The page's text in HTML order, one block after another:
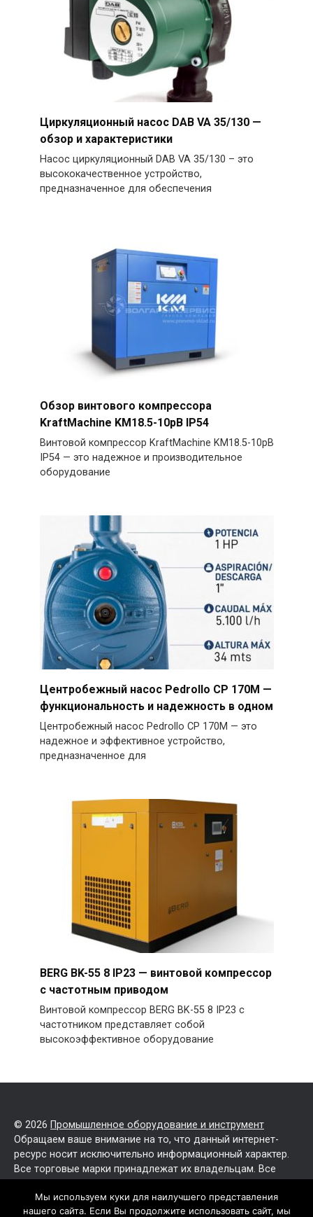
Циркуляционный насос DAB VA 35/130 —
обзор и характеристики
Насос циркуляционный DAB VA 35/130 – это
высококачественное устройство,
предназначенное для обеспечения
Обзор винтового компрессора
KraftMachine KM18.5-10рВ IP54
Винтовой компрессор KraftMachine KM18.5-10рВ
IP54 — это надежное и производительное
оборудование
Центробежный насос Pedrollo CP 170M —
функциональность и надежность в одном
Центробежный насос Pedrollo CP 170M — это
надежное и эффективное устройство,
предназначенное для
BERG BK-55 8 IP23 — винтовой компрессор
с частотным приводом
Винтовой компрессор BERG BK-55 8 IP23 с
частотником представляет собой
высокоэффективное оборудование
© 2026 Промышленное оборудование и инструмент
Обращаем ваше внимание на то, что данный интернет-
ресурс носит исключительно информационный характер.
Все торговые марки принадлежат их владельцам. Все
Политика конфиденциальности
Мы используем куки для наилучшего представления
нашего сайта. Если Вы продолжите использовать сайт, мы